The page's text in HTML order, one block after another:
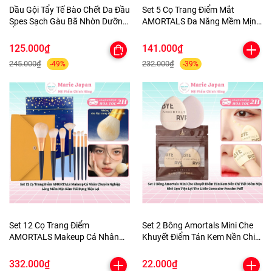
Dầu Gội Tẩy Tế Bào Chết Da Đầu
Spes Sạch Gàu Bã Nhờn Dưỡng
Hũ 280g
125.000₫
245.000₫ -49%
Set 5 Cọ Trang Điểm Mắt
AMORTALS Đa Năng Mềm Mịn
141.000₫
232.000₫ -39%
Set 12 Cọ Trang Điểm
AMORTALS Makeup Cá Nhân
Kèm Túi Đựng Tiện Lợi
332.000₫
Set 2 Bông Amortals Mini Che
Khuyết Điểm Tán Kem Nền Chi
The Little Concealer Powder
22.000₫